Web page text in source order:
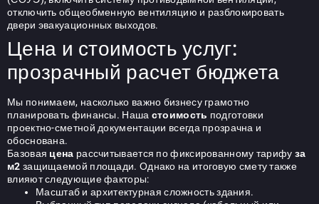
отключить общеобменную вентиляцию и разблокировать
двери эвакуационных выходов.
Цена и стоимость услуг:
прозрачный расчет бюджета
Мы понимаем, насколько важно бизнесу грамотно
планировать финансы. Наша стоимость подготовки
проектно-сметной документации всегда прозрачна и
обоснована.
Базовая цена рассчитывается по фиксированному тарифу за
м2 защищаемой площади. Однако на итоговую смету также
влияют следующие факторы:
Масштаб и архитектурная сложность здания.